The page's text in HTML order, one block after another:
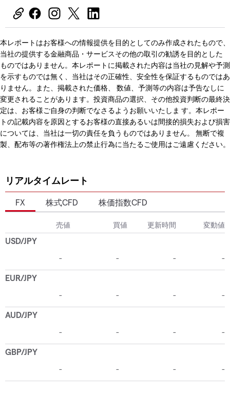
本レポートはお客様への情報提供を目的としてのみ作成されたもので、
当社の提供する金融商品・サービスその他の取引の勧誘を目的とした
ものではありません。本レポートに掲載された内容は当社の見解や予測
を示すものでは無く、当社はその正確性、安全性を保証するものではあ
りません。また、掲載された価格、 数値、予測等の内容は予告なしに
変更されることがあります。投資商品の選択、その他投資判断の最終決
定は、お客様ご自身の判断でなさるようお願いいたしま す。本レポー
トの記載内容を原因とするお客様の直接あるいは間接的損失および損害
については、当社は一切の責任を負うものではありません。 無断で複
製、配布等の著作権法上の禁止行為に当たるご使用はご遠慮ください。
リアルタイムレート
FX 株式CFD 株価指数CFD